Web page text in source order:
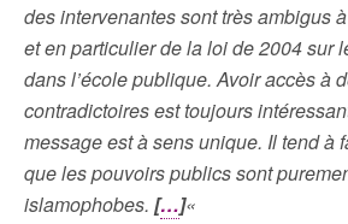
des intervenantes sont très ambigus
et en particulier de la loi de 2004 sur
dans l’école publique. Avoir accès à
contradictoires est toujours
message est à sens unique. Il tend à
que les pouvoirs publics sont
islamophobes. […]«